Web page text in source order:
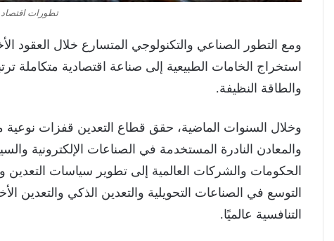
تطورات اقتصاد
ومع التطور الصناعي والتكنولوجي المتسارع خلال العقود
استخراج الخامات الطبيعية إلى صناعة اقتصادية متكاملة
والطاقة النظيفة.
وخلال السنوات الماضية، حقق قطاع التعدين قفزات نوعية
والمعادن النادرة المستخدمة في الصناعات الإلكترونية
الحكومات والشركات العالمية إلى تطوير سياسات التعدين
التوسع في الصناعات التحويلية والتعدين الذكي والتعدين
التنافسية عالميًا.